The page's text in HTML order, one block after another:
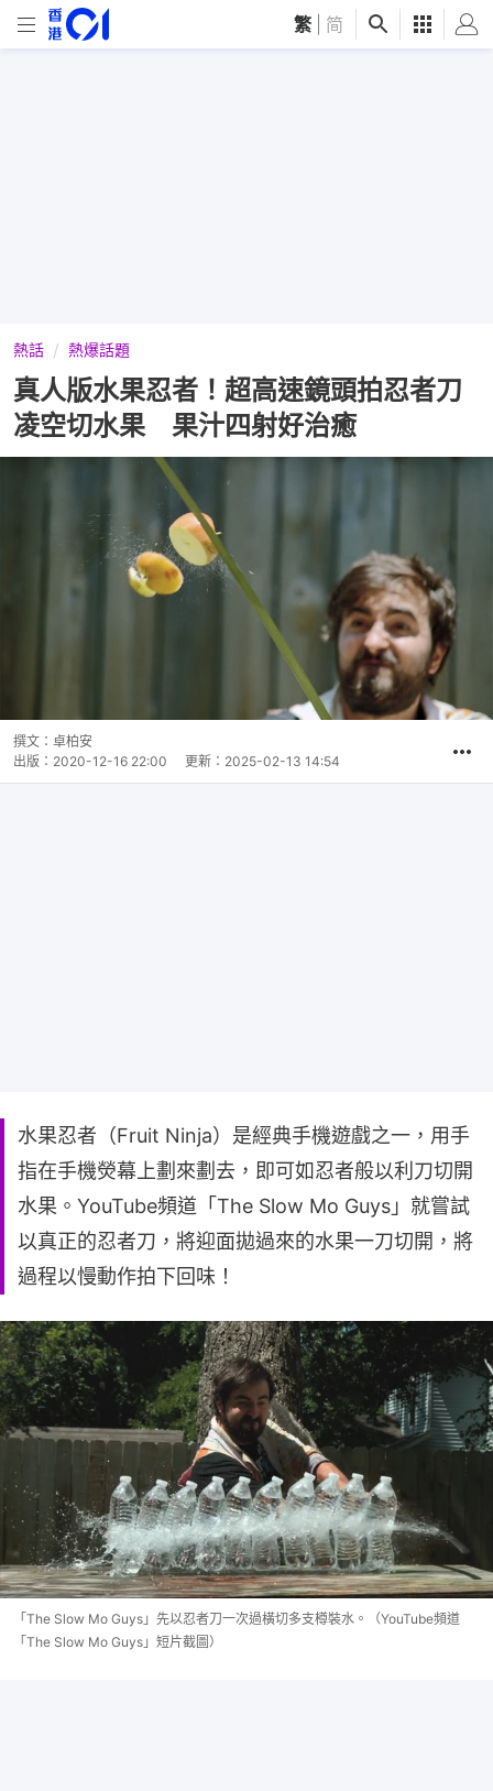
繁 简
熱話 熱爆話題
真人版水果忍者！超高速鏡頭拍忍者刀
凌空切水果 果汁四射好治癒
撰文： 卓柏安
出版： 2020-12-16 22:00 更新： 2025-02-13 14:54
水果忍者（Fruit Ninja）是經典手機遊戲之一，用手
指在手機熒幕上劃來劃去，即可如忍者般以利刀切開
水果。YouTube頻道「The Slow Mo Guys」就嘗試
以真正的忍者刀，將迎面拋過來的水果一刀切開，將
過程以慢動作拍下回味！
「The Slow Mo Guys」先以忍者刀一次過橫切多支樽裝水。（YouTube頻道
「The Slow Mo Guys」短片截圖）